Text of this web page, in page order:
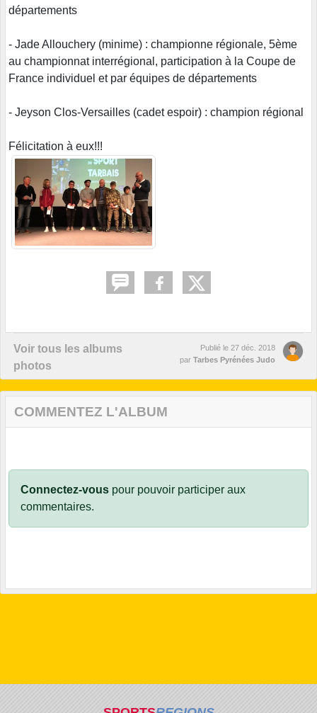
départements
- Jade Allouchery (minime) : championne régionale, 5ème
au championnat interrégional, participation à la Coupe de
France individuel et par équipes de départements
- Jeyson Clos-Versailles (cadet espoir) : champion régional
Félicitation à eux!!!
Voir tous les albums
photos
Publié le 27 déc. 2018
par Tarbes Pyrénées Judo
COMMENTEZ L'ALBUM
Connectez-vous pour pouvoir participer aux
commentaires.